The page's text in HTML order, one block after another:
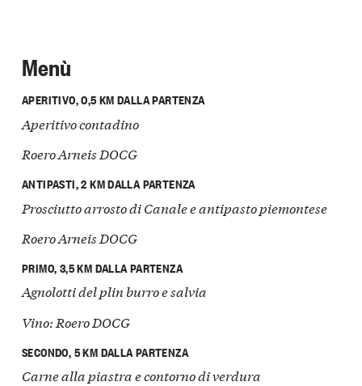
Menù
APERITIVO, 0,5 KM DALLA PARTENZA
Aperitivo contadino
Roero Arneis DOCG
ANTIPASTI, 2 KM DALLA PARTENZA
Prosciutto arrosto di Canale e antipasto piemontese
Roero Arneis DOCG
PRIMO, 3,5 KM DALLA PARTENZA
Agnolotti del plin burro e salvia
Vino: Roero DOCG
SECONDO, 5 KM DALLA PARTENZA
Carne alla piastra e contorno di verdura